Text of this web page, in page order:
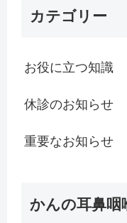
カテゴリー
お役に立つ知識
休診のお知らせ
重要なお知らせ
かんの耳鼻咽